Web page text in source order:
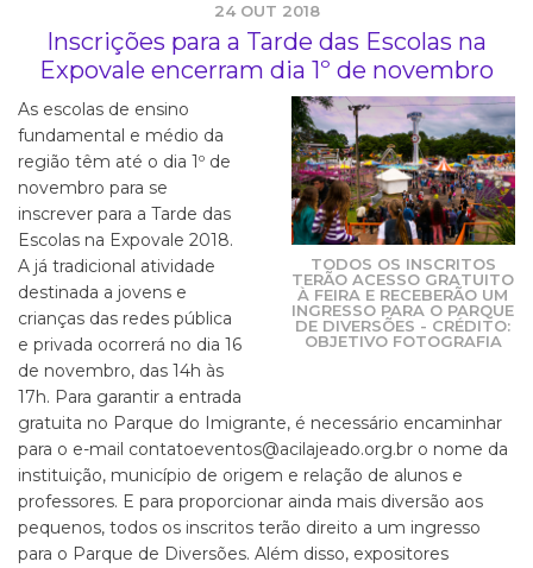
24 OUT 2018
Inscrições para a Tarde das Escolas na
Expovale encerram dia 1º de novembro
TODOS OS INSCRITOS
TERÃO ACESSO GRATUITO
À FEIRA E RECEBERÃO UM
INGRESSO PARA O PARQUE
DE DIVERSÕES - CRÉDITO:
OBJETIVO FOTOGRAFIA
As escolas de ensino
fundamental e médio da
região têm até o dia 1º de
novembro para se
inscrever para a Tarde das
Escolas na Expovale 2018.
A já tradicional atividade
destinada a jovens e
crianças das redes pública
e privada ocorrerá no dia 16
de novembro, das 14h às
17h. Para garantir a entrada
gratuita no Parque do Imigrante, é necessário encaminhar
para o e-mail contatoeventos@acilajeado.org.br o nome da
instituição, município de origem e relação de alunos e
professores. E para proporcionar ainda mais diversão aos
pequenos, todos os inscritos terão direito a um ingresso
para o Parque de Diversões. Além disso, expositores